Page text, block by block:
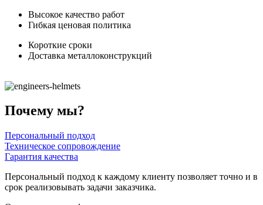
Высокое качество работ
Гибкая ценовая политика
Короткие сроки
Доставка металлоконструкций
Почему мы?
Персональный подход
Техническое сопровождение
Гарантия качества
Персональный подход к каждому клиенту позволяет точно и в
срок реализовывать задачи заказчика.